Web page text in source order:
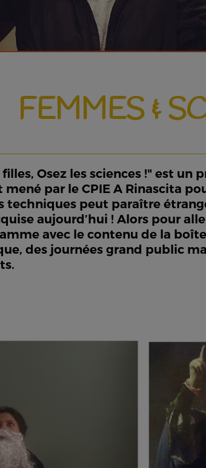
FEMMES &
Osez les sciences !" est
mené par le CPIE A Rinascita
techniques peut paraître
aujourd’hui ! Alors pour
avec le contenu de la
des journées grand public